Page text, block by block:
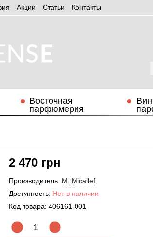
Aкции Статьи Контакты
Восточная
парфюмерия
2 470 грн
Производитель: M. Micallef
Доступность: Нет в наличии
Код товара: 406161-001